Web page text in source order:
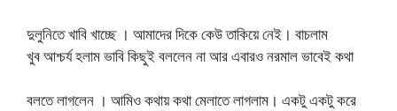
দুলুনিতে খাবি খাচ্ছে । আমাদের দিকে কেউ তাকিয়ে নেই। বাচলাম
খুব আশ্চর্য হলাম ভাবি কিছুই বললেন না আর এবারও নরমাল ভাবেই কথা
বলতে লাগলেন । আমিও কথায় কথা মেলাতে লাগলাম। একটু একটু করে